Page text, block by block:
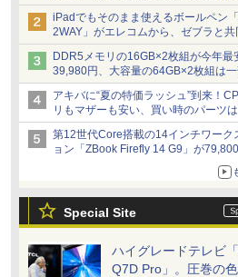
円、水平周波数24.8kHz対応の17型
9,801円、暑さ指数連動セール ほか
iPadでもそのまま使えるボールペン
2WAY」がエレコムから、ゼブラと共
DDR5メモリの16GB×2枚組が今年最
39,980円、大容量の64GB×2枚組は
[8月前半のメモリ価格]
アキバに“夏の特価ラッシュ”到来！
リもマザーも安い、買い時のパーツは
日(金)22時配信】
第12世代Core搭載の14インチワーク
ョン「ZBook Firefly 14 G9」が
Special Site
ハイグレードテレビ
Q7D Pro」。圧巻の